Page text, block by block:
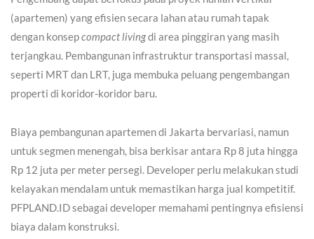
(apartemen) yang efisien secara lahan atau rumah tapak
dengan konsepcompact livingdi area pinggiran yang masih
terjangkau. Pembangunan infrastruktur transportasi massal,
seperti MRT dan LRT, juga membuka peluang pengembangan
properti di koridor-koridor baru.
Biaya pembangunan apartemen di Jakarta bervariasi, namun
untuk segmen menengah, bisa berkisar antara Rp 8 juta hingga
Rp 12 juta per meter persegi. Developer perlu melakukan studi
kelayakan mendalam untuk memastikan harga jual kompetitif.
PFPLAND.ID sebagai developer memahami pentingnya efisiensi
biaya dalam konstruksi.